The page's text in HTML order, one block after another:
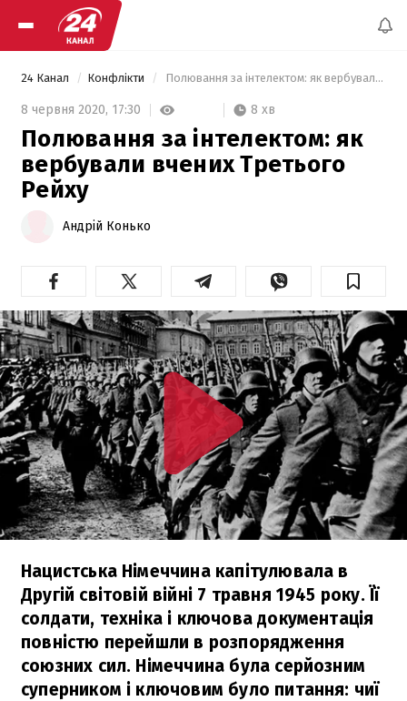
24 Канал Конфлікти Полювання за інтелектом: як вербували вчених Третього Рейху
8 червня 2020, 17:30 8 хв
Полювання за інтелектом: як
вербували вчених Третього
Рейху
Андрій Конько
Нацистська Німеччина капітулювала в
Другій світовій війні 7 травня 1945 року. Її
солдати, техніка і ключова документація
повністю перейшли в розпорядження
союзних сил. Німеччина була серйозним
суперником і ключовим було питання: чиї